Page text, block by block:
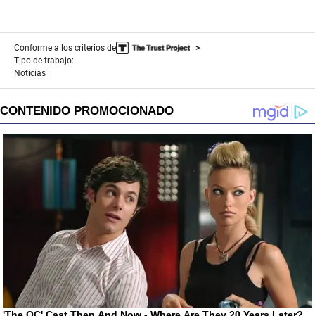
Conforme a los criterios de
Tipo de trabajo:
Noticias